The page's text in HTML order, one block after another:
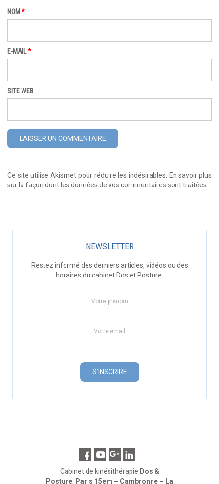
NOM *
E-MAIL*
SITE WEB
Ce site utilise Akismet pour réduire les indésirables.
En savoir plus
sur la façon dont les données de vos commentaires sont traitées
NEWSLETTER
Restez informé des derniers articles, vidéos ou des
horaires du cabinet Dos et Posture.
Cabinet de kinésithérapie Dos &
Posture, Paris 15em – Cambronne – La